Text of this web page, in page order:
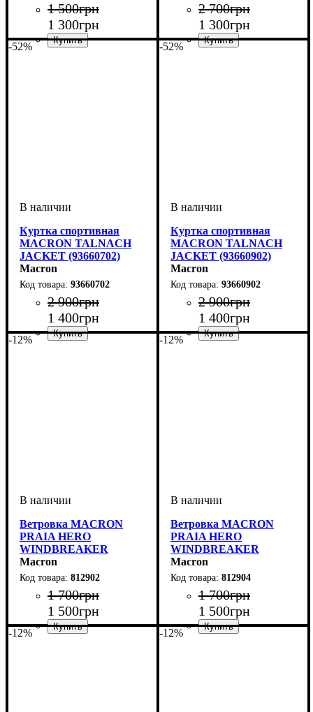
1 500грн
1 300грн
Пол
Производитель
Цвет
2 700грн
1 300грн
Пол
Производитель
Цвет
-52%
Куртка спортивная
MACRON TALNACH
JACKET (93660702)
Macron
93660702
2 900грн
1 400грн
Пол
Производитель
Цвет
-52%
Куртка спортивная
MACRON TALNACH
JACKET (93660902)
Macron
93660902
2 900грн
1 400грн
Пол
Производитель
Цвет
-12%
Ветровка MACRON
PRAIA HERO
WINDBREAKER
(812902)
Macron
812902
1 700грн
1 500грн
Пол
Производитель
Цвет
-12%
Ветровка MACRON
PRAIA HERO
WINDBREAKER
(812904)
Macron
812904
1 700грн
1 500грн
Пол
Производитель
Цвет
-12% -12%